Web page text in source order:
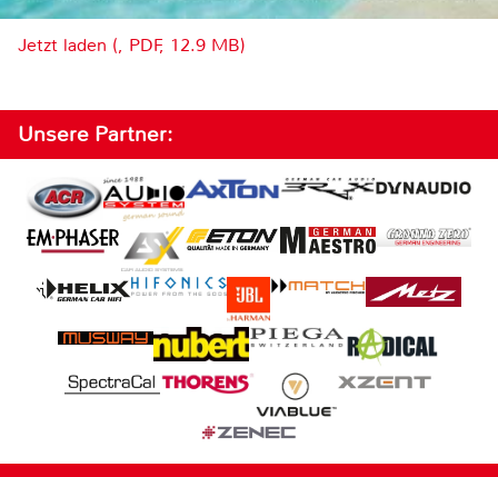
Jetzt laden (, PDF, 12.9 MB)
Unsere Partner: